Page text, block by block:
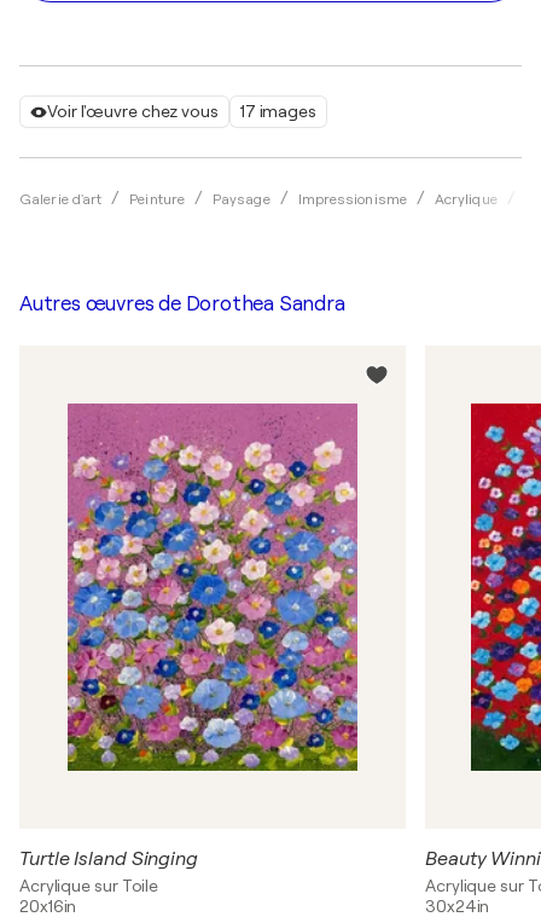
Voir l'œuvre chez vous 17 images
Galerie d'art Peinture Paysage Impressionisme Acrylique
Autres œuvres de Dorothea Sandra
Turtle Island Singing
Acrylique sur Toile
20x16in
Beauty
Acrylique sur
30x24in